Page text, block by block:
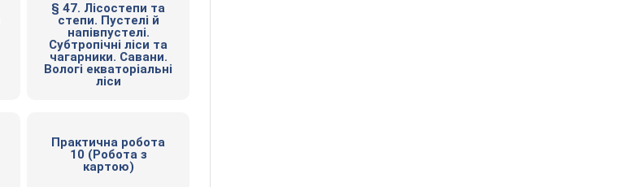
§ 47. Лісостепи та
степи. Пустелі й
напівпустелі.
Субтропічні ліси та
чагарники. Савани.
Вологі екваторіальні
ліси
Практична робота
10 (Робота з
картою)